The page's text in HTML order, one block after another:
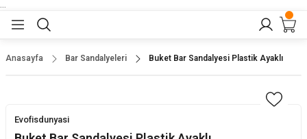
Anasayfa Bar Sandalyeleri Buket Bar Sandalyesi Plastik Ayaklı
Evofisdunyasi